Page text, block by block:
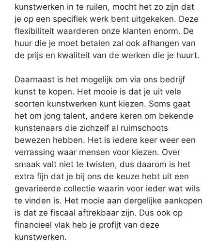
kunstwerken in te ruilen, mocht het zo zijn dat
je op een specifiek werk bent uitgekeken. Deze
flexibiliteit waarderen onze klanten enorm. De
huur die je moet betalen zal ook afhangen van
de prijs en kwaliteit van de werken die je huurt.
Daarnaast is het mogelijk om via ons bedrijf
kunst te kopen. Het mooie is dat je uit vele
soorten kunstwerken kunt kiezen. Soms gaat
het om jong talent, andere keren om bekende
kunstenaars die zichzelf al ruimschoots
bewezen hebben. Het is iedere keer weer een
verrassing waar mensen voor kiezen. Over
smaak valt niet te twisten, dus daarom is het
extra fijn dat je bij ons de keuze hebt uit een
gevarieerde collectie waarin voor ieder wat wils
te vinden is. Het mooie aan dergelijke aankopen
is dat ze fiscaal aftrekbaar zijn. Dus ook op
financieel vlak heb je profijt van deze
kunstwerken.